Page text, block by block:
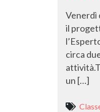
Venerdì
il
circa
un […]